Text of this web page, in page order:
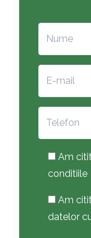
Am
conditiile
Am
datelor